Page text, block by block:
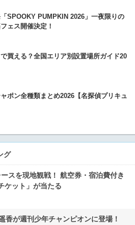
SPOOKY PUMPKIN 2026」一夜限りの
ェス開催決定！
買える？全国エリア別設置場所ガイド20
ポン全種類まとめ2026【名探偵プリキュ
グ
スを現地観戦！ 航空券・宿泊費付き
ケット」が当たる
香が週刊少年チャンピオンに登場！